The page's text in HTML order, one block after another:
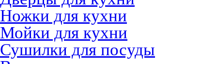
Ножки для кухни
Мойки для кухни
Сушилки для посуды